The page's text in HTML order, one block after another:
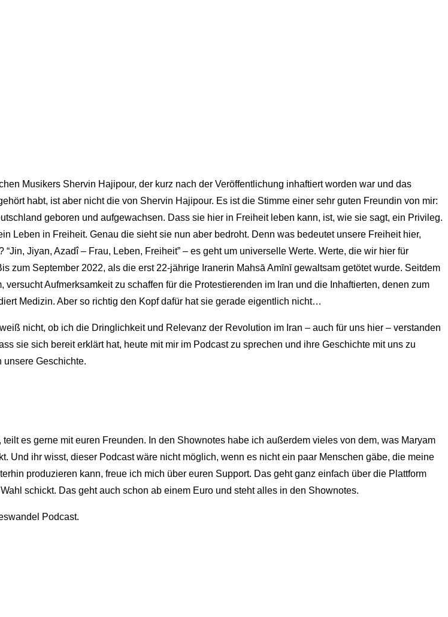
Musikers Shervin Hajipour, der kurz nach der Veröffentlichung inhaftiert worden war und das
habt, ist aber nicht die von Shervin Hajipour. Es ist die Stimme einer sehr guten Freundin von mir:
geboren und aufgewachsen. Dass sie hier in Freiheit leben kann, ist, wie sie sagt, ein Privileg.
Leben in Freiheit. Genau die sieht sie nun aber bedroht. Denn was bedeutet unsere Freiheit hier,
Jiyan, Azadî – Frau, Leben, Freiheit” – es geht um universelle Werte. Werte, die wir hier für
zum September 2022, als die erst 22-jährige Iranerin Mahsā Amīnī gewaltsam getötet wurde. Seitdem
Aufmerksamkeit zu schaffen für die Protestierenden im Iran und die Inhaftierten, denen zum
Medizin. Aber so richtig den Kopf dafür hat sie gerade eigentlich nicht…
nicht, ob ich die Dringlichkeit und Relevanz der Revolution im Iran – auch für uns hier – verstanden
sie sich bereit erklärt hat, heute mit mir im Podcast zu sprechen und ihre Geschichte mit uns zu
unsere Geschichte.
es gerne mit euren Freunden. In den Shownotes habe ich außerdem vieles von dem, was Maryam
Und ihr wisst, dieser Podcast wäre nicht möglich, wenn es nicht ein paar Menschen gäbe, die meine
produzieren kann, freue ich mich über euren Support. Das geht ganz einfach über die Plattform
schickt. Das geht auch schon ab einem Euro und steht alles in den Shownotes.
Podcast.